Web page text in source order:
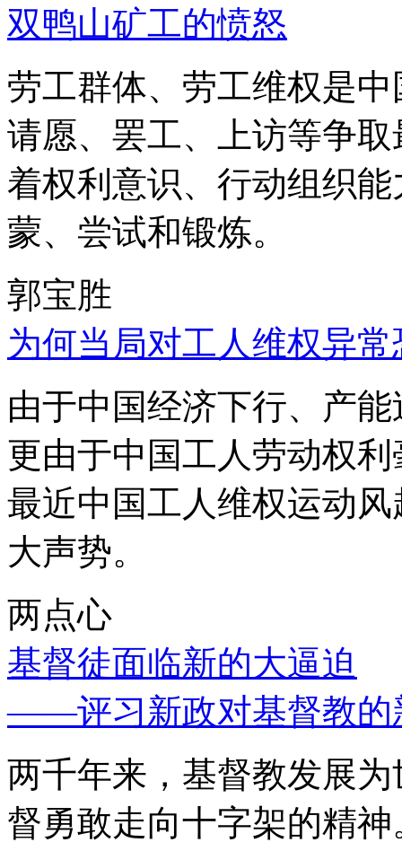
双鸭山矿工的愤怒
劳工群体、劳工维权是
请愿、罢工、上访等争
着权利意识、行动组织
蒙、尝试和锻炼。
郭宝胜
为何当局对工人维权异
由于中国经济下行、产
更由于中国工人劳动权
最近中国工人维权运动
大声势。
两点心
基督徒面临新的大逼迫
——评习新政对基督教的
两千年来，基督教发展
督勇敢走向十字架的精